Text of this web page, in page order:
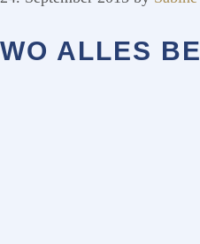
WO ALLES